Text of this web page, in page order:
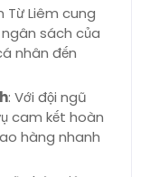
Từ Liêm cung
sách của
nhân đến
: Với đội ngũ
cam kết hoàn
hàng nhanh